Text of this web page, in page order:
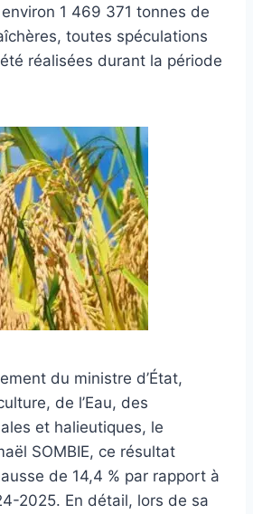
1 469 371 tonnes de
toutes spéculations
réalisées durant la période
du ministre d’État,
de l’Eau, des
et halieutiques, le
SOMBIE, ce résultat
de 14,4 % par rapport à
2025. En détail, lors de sa